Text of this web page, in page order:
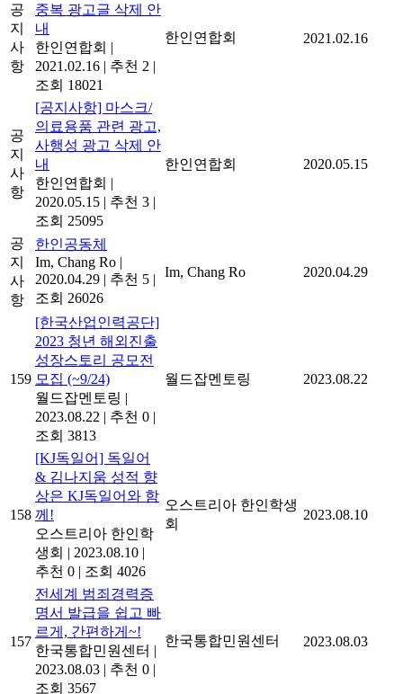
공
지
사
항
중복 광고글 삭제 안
내
한인연합회 |
2021.02.16 | 추천 2 |
조회 18021
한인연합회 2021.02.16
공
지
사
항
[공지사항] 마스크/
의료용품 관련 광고,
사행성 광고 삭제 안
내
한인연합회 |
2020.05.15 | 추천 3 |
조회 25095
한인연합회 2020.05.15
공
지
사
항
한인공동체
Im, Chang Ro |
2020.04.29 | 추천 5 |
조회 26026
Im, Chang Ro 2020.04.29
159
[한국산업인력공단]
2023 청년 해외진출
성장스토리 공모전
모집 (~9/24)
월드잡멘토링 |
2023.08.22 | 추천 0 |
조회 3813
월드잡멘토링 2023.08.22
158
[KJ독일어] 독일어
& 김나지움 성적 향
상은 KJ독일어와 함
께!
오스트리아 한인학
생회 | 2023.08.10 |
추천 0 | 조회 4026
오스트리아 한인학생
회
2023.08.10
157
전세계 범죄경력증
명서 발급을 쉽고 빠
르게, 간편하게~!
한국통합민원센터 |
2023.08.03 | 추천 0 |
조회 3567
한국통합민원센터 2023.08.03